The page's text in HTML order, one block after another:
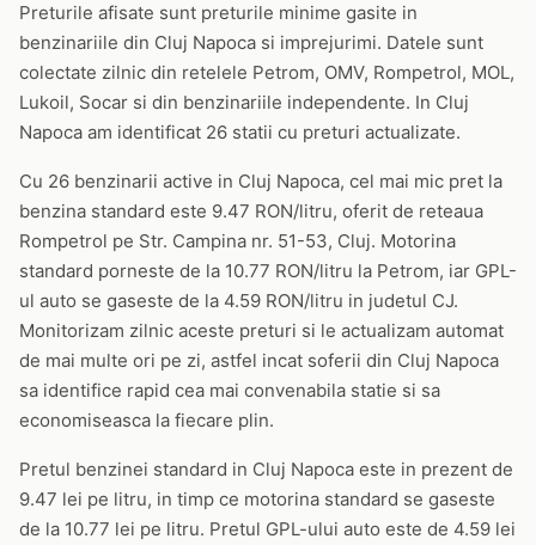
Preturile afisate sunt preturile minime gasite in
benzinariile din Cluj Napoca si imprejurimi. Datele sunt
colectate zilnic din retelele Petrom, OMV, Rompetrol, MOL,
Lukoil, Socar si din benzinariile independente. In Cluj
Napoca am identificat 26 statii cu preturi actualizate.
Cu 26 benzinarii active in Cluj Napoca, cel mai mic pret la
benzina standard este 9.47 RON/litru, oferit de reteaua
Rompetrol pe Str. Campina nr. 51-53, Cluj. Motorina
standard porneste de la 10.77 RON/litru la Petrom, iar GPL-
ul auto se gaseste de la 4.59 RON/litru in judetul CJ.
Monitorizam zilnic aceste preturi si le actualizam automat
de mai multe ori pe zi, astfel incat soferii din Cluj Napoca
sa identifice rapid cea mai convenabila statie si sa
economiseasca la fiecare plin.
Pretul benzinei standard in Cluj Napoca este in prezent de
9.47 lei pe litru, in timp ce motorina standard se gaseste
de la 10.77 lei pe litru. Pretul GPL-ului auto este de 4.59 lei